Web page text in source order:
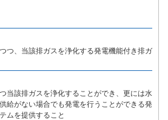
つ、当該排ガスを浄化する発電機能付き排ガ
当該排ガスを浄化することができ、更には水
給がない場合でも発電を行うことができる発
ムを提供すること